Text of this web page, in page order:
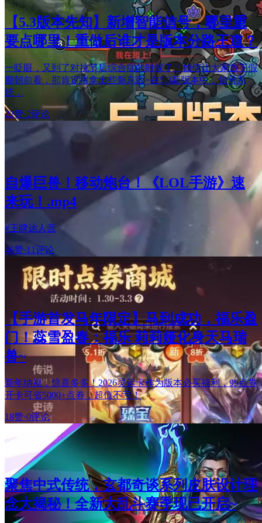
【5.3版本先知】新增智能信号，哪里重
要点哪里！重做后谁才是版本分路王道？
一眨眼，又到了对抗节后综合症的时候了！如何让大家放下假
期朝前看，那肯定得拿出些新东西~在5.3新版本中，信号系
统…
22赞·2评论
自爆巨兽！移动炮台！《LOL手游》速
来玩！.mp4
#王牌达人营
46赞·11评论
【手游首发马年限定】马到成功，福乐盈
门！蕊雪盈春：福乐 莉莉娅化身天马瑞
兽~
新年纳福，惊喜多多！2026灵运卡作为版本必买福利，99点券
开卡可省5000+点券，超值不亏！
18赞·0评论
聚焦中式传统，玄都奇谈系列皮肤设计理
念大揭秘！全新大乱斗赛季现已开启~